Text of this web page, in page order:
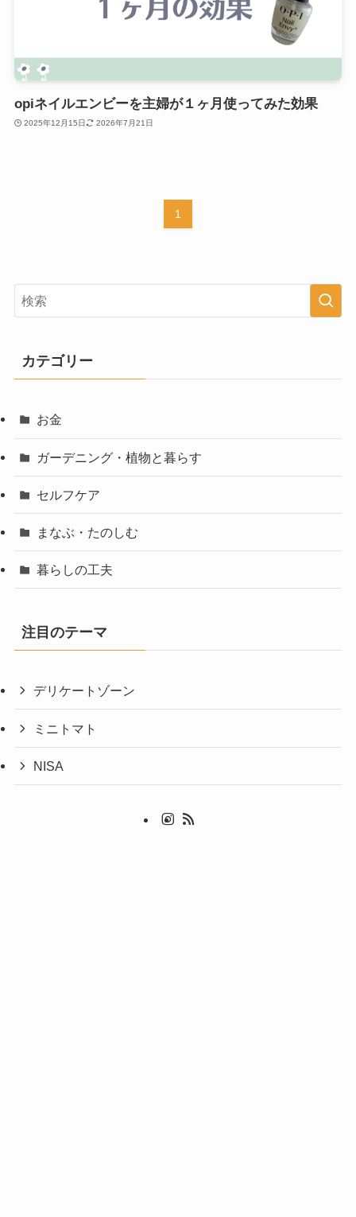
opiネイルエンビーを主婦が１ヶ月使ってみた効果
2025年12月15日 2026年7月21日
1
カテゴリー
お金
ガーデニング・植物と暮らす
セルフケア
まなぶ・たのしむ
暮らしの工夫
注目のテーマ
デリケートゾーン
ミニトマト
NISA